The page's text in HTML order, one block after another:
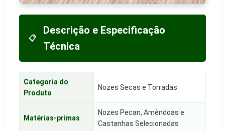
📋
Descrição e Especificação
Técnica
Categoria do
Produto
Nozes Secas e Torradas
Matérias-primas
Nozes Pecan, Amêndoas e
Castanhas Selecionadas